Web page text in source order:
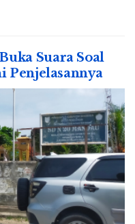
Suara Soal
Penjelasannya